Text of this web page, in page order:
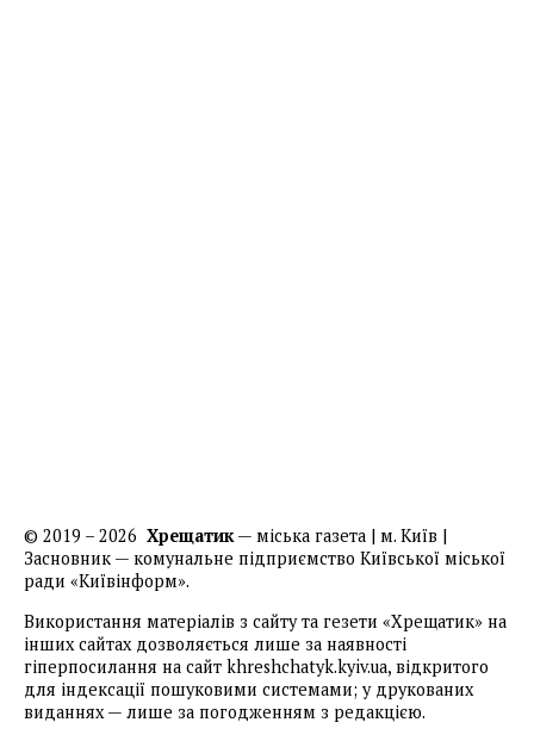
© 2019 – 2026 Хрещатик— міська газета | м. Київ |
Засновник — комунальне підприємство Київської міської
ради «Київінформ».
Використання матеріалів з сайту та гезети «Хрещатик» на
інших сайтах дозволяється лише за наявності
гіперпосилання на сайт khreshchatyk.kyiv.ua, відкритого
для індексації пошуковими системами; у друкованих
виданнях — лише за погодженням з редакцією.